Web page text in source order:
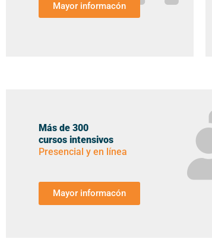
Mayor informacón
Más de 300
cursos intensivos
Presencial y en línea
Mayor informacón